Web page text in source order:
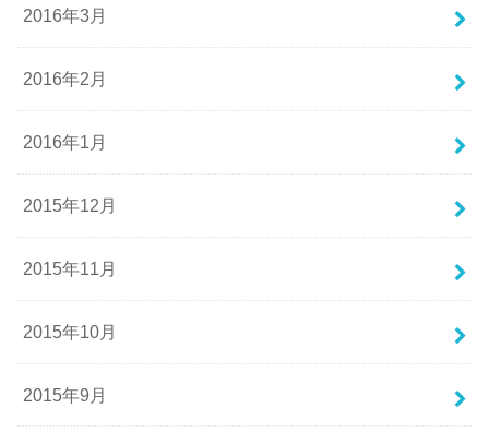
2016年3月
2016年2月
2016年1月
2015年12月
2015年11月
2015年10月
2015年9月